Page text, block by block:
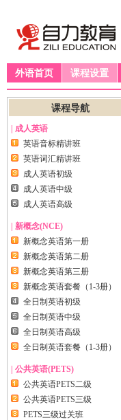
外语首页 课程设置
课程导航
| 成人英语
英语音标精讲班
英语词汇精讲班
成人英语初级
成人英语中级
成人英语高级
| 新概念(NCE)
新概念英语第一册
新概念英语第二册
新概念英语第三册
新概念英语套餐（1-3册）
全日制英语初级
全日制英语中级
全日制英语高级
全日制英语套餐（1-3册）
| 公共英语(PETS)
公共英语PETS二级
公共英语PETS三级
PETS三级过关班